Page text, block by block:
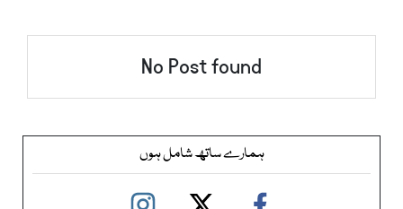
No Post found
ہمارے ساتھ شامل ہوں